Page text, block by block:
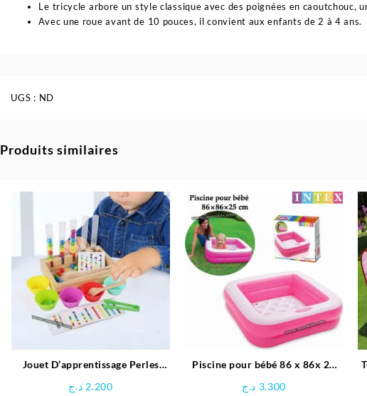
Le tricycle arbore un style classique avec des poignées en caoutchouc,
Avec une roue avant de 10 pouces, il convient aux enfants de 2 à 4 ans.
UGS : ND
Produits similaires
Jouet D’apprentissage Perles
2.200 د.ج
Piscine pour bébé 86 x 86x 25
3.300 د.ج